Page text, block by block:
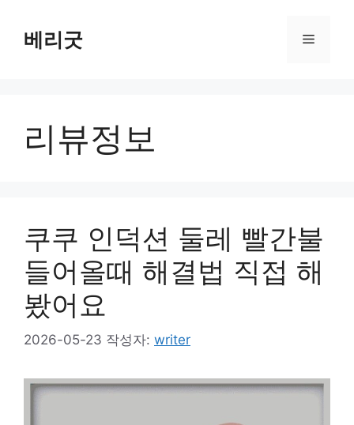
베리굿 메
리뷰정보
쿠쿠 인덕션 둘레 빨간불
들어올때 해결법 직접 해
봤어요
2026-05-23 작성자: writer